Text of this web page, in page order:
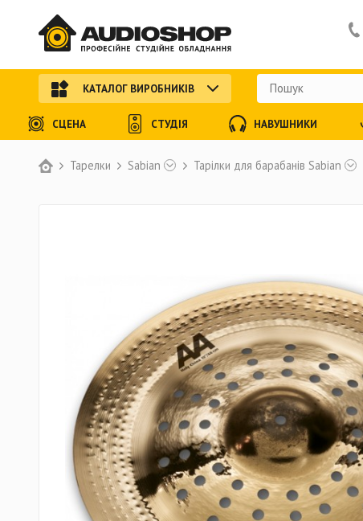
Тарелки Sabian Тарілки для барабанів Sabian
КАТАЛОГ ВИРОБНИКІВ
СЦЕНА СТУДІЯ НАВУШНИКИ